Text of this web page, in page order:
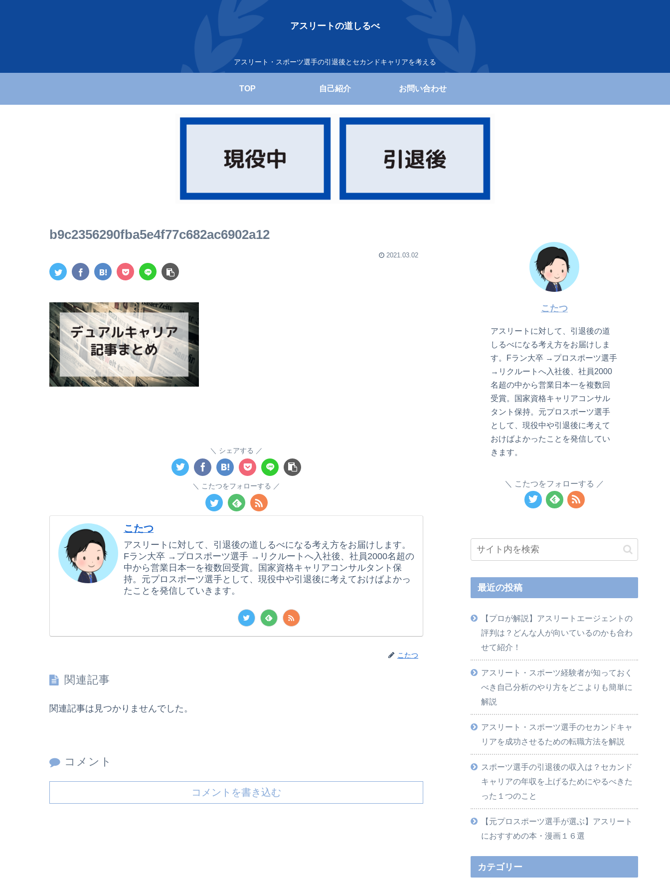
アスリートの道しるべ
アスリート・スポーツ選手の引退後とセカンドキャリアを考える
TOP 自己紹介 お問い合わせ
b9c2356290fba5e4f77c682ac6902a12
2021.03.02
シェアする
こたつをフォローする
こたつ
アスリートに対して、引退後の道しるべになる考え方をお届けします。
Fラン大卒 →プロスポーツ選手 →リクルートへ入社後、社員2000名超の
中から営業日本一を複数回受賞。国家資格キャリアコンサルタント保
持。元プロスポーツ選手として、現役中や引退後に考えておけばよかっ
たことを発信していきます。
こたつ
関連記事
関連記事は見つかりませんでした。
コメント
コメントを書き込む
こたつ
アスリートに対して、引退後の道
しるべになる考え方をお届けしま
す。Fラン大卒 →プロスポーツ選手
→リクルートへ入社後、社員2000
名超の中から営業日本一を複数回
受賞。国家資格キャリアコンサル
タント保持。元プロスポーツ選手
として、現役中や引退後に考えて
おけばよかったことを発信してい
きます。
こたつをフォローする
最近の投稿
【プロが解説】アスリートエージェントの
評判は？どんな人が向いているのかも合わ
せて紹介！
アスリート・スポーツ経験者が知っておく
べき自己分析のやり方をどこよりも簡単に
解説
アスリート・スポーツ選手のセカンドキャ
リアを成功させるための転職方法を解説
スポーツ選手の引退後の収入は？セカンド
キャリアの年収を上げるためにやるべきた
った１つのこと
【元プロスポーツ選手が選ぶ】アスリート
におすすめの本・漫画１６選
カテゴリー